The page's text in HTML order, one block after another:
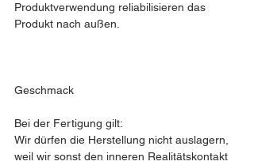
Produktverwendung reliabilisieren das
Produkt nach außen.
Geschmack
Bei der Fertigung gilt:
Wir dürfen die Herstellung nicht auslagern,
weil wir sonst den inneren Realitätskontakt